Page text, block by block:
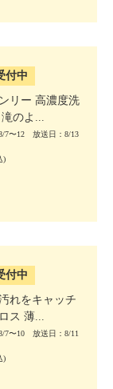
付中
リー 高濃度洗
のよ...
7〜12 放送日：8/13
)
付中
れをキャッチ
ス 薄...
7〜10 放送日：8/11
)